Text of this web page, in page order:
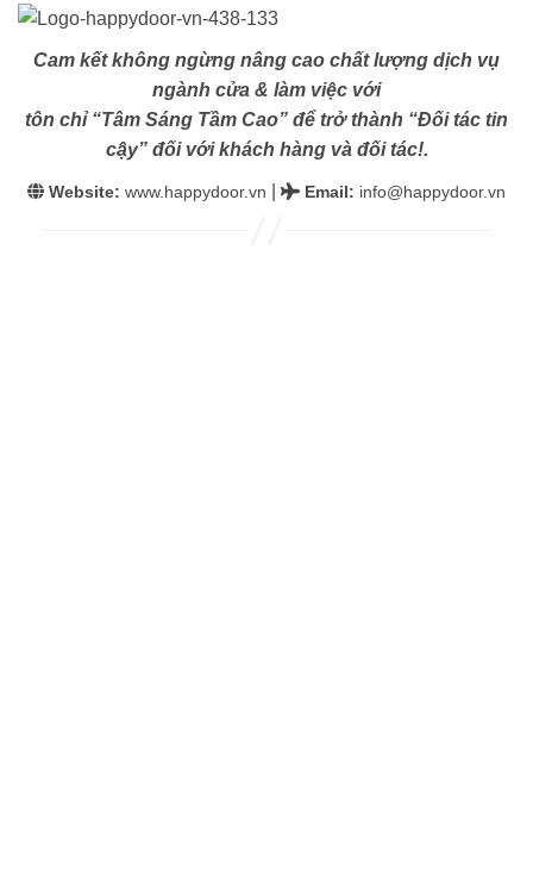
Cam kết không ngừng nâng cao chất lượng dịch vụ
ngành cửa & làm việc với
tôn chỉ “Tâm Sáng Tầm Cao” để trở thành “Đối tác tin
cậy” đối với khách hàng và đối tác!.
Website: www.happydoor.vn Email: info@happydoor.vn